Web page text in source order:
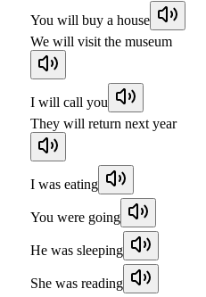
You will buy a house
We will visit the museum
I will call you
They will return next year
I was eating
You were going
He was sleeping
She was reading